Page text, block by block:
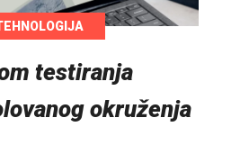
testiranja
okruženja